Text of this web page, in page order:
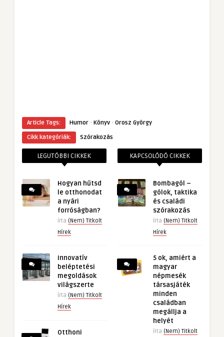
Article Tags: Humor · Könyv · Orosz György
Cikk kategóriák:
Szórakozás
LEGUTÓBBI CIKKEK
Hogyan hűtsd
le otthonodat
a nyári
forróságban?
írta (Nem) Titkolt
Hírek
Innovatív
beléptetési
megoldások
világszerte
írta (Nem) Titkolt
Hírek
Otthoni
KAPCSOLÓDÓ CIKKEK
Bombagól –
gólok, taktika
és családi
szórakozás
írta (Nem) Titkolt
Hírek
5 ok, amiért a
magyar
népmesék
társasjáték
minden
családban
megállja a
helyét
írta (Nem) Titkolt